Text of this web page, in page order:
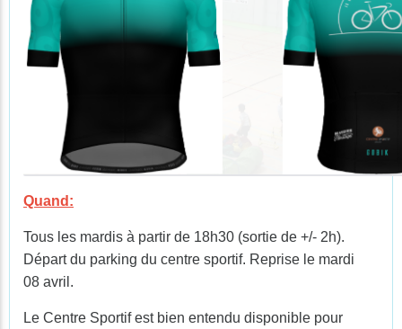
Quand:
Tous les mardis à partir de 18h30 (sortie de +/- 2h).
Départ du parking du centre sportif. Reprise le mardi
08 avril.
Le Centre Sportif est bien entendu disponible pour